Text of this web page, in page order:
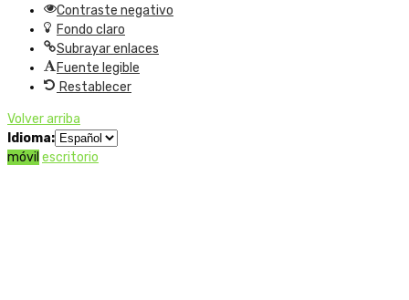
Contraste negativo
Fondo claro
Subrayar enlaces
Fuente legible
Restablecer
Volver arriba
Idioma:
móvil escritorio